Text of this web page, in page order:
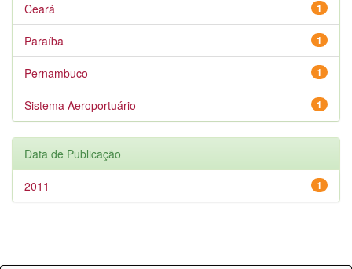
1
Ceará
1
Paraíba
1
Pernambuco
1
Sistema Aeroportuário
Data de Publicação
1
2011